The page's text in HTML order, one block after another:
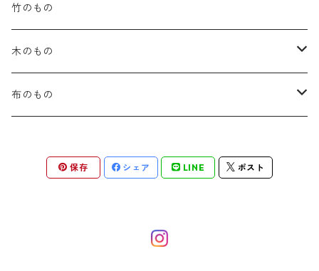
竹のもの
木のもの
カトラリー
布のもの
がま口財布
保存 シェア LINE ポスト